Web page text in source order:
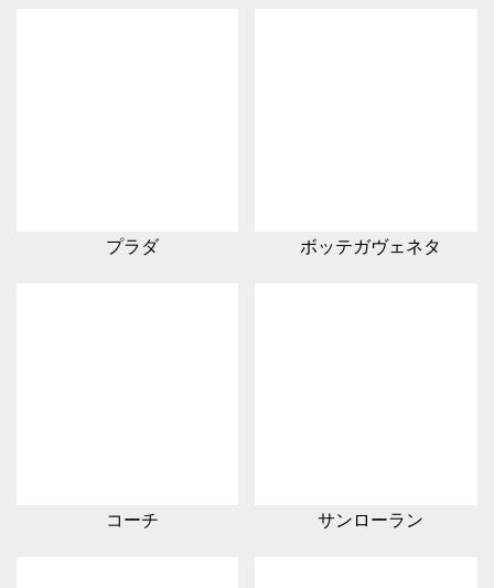
プラダ ボッテガヴェネタ
コーチ サンローラン